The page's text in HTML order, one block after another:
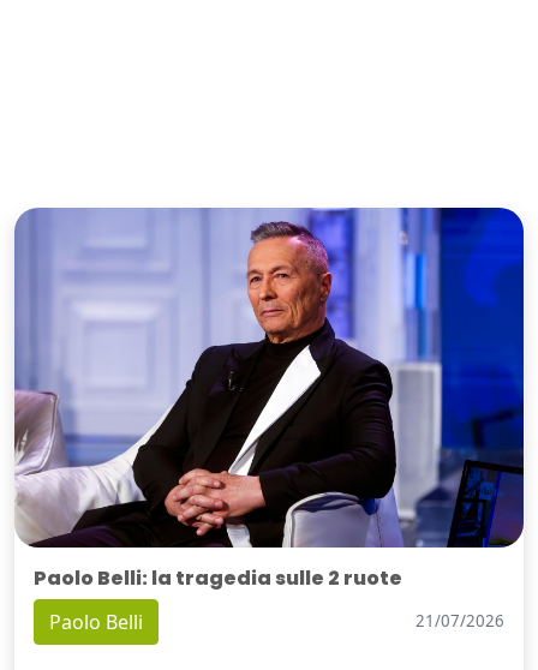
Paolo Belli: la tragedia sulle 2 ruote
Paolo Belli 21/07/2026